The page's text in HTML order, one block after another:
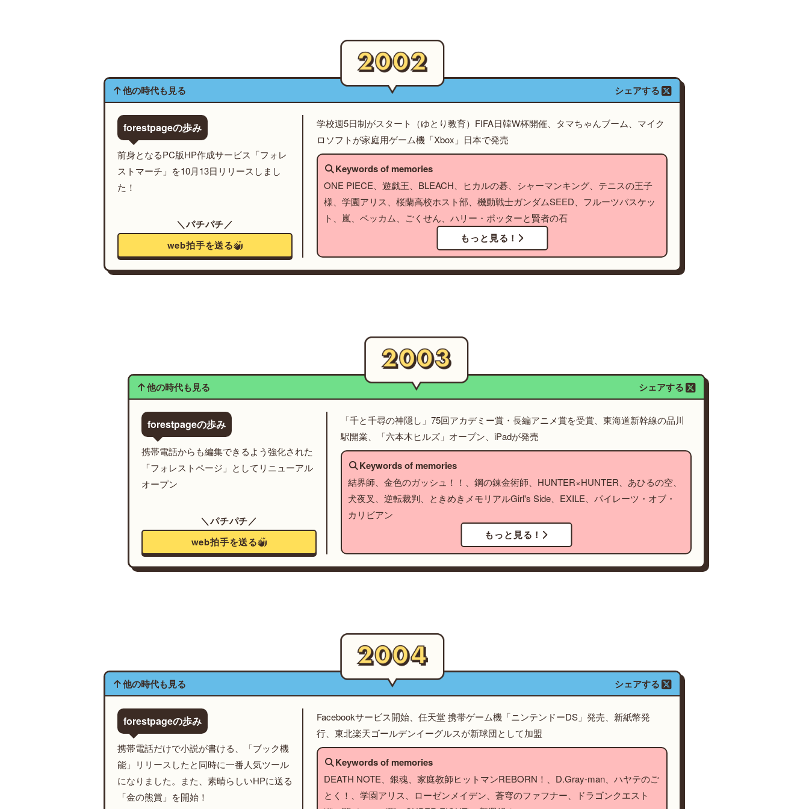
他の時代も見る シェアする
学校週5日制がスタート（ゆとり教育）FIFA日韓W杯開催、タマちゃんブーム、マイク
ロソフトが家庭用ゲーム機「Xbox」日本で発売
Keywords of memories
ONE PIECE、遊戯王、BLEACH、ヒカルの碁、シャーマンキング、テニスの王子
様、学園アリス、桜蘭高校ホスト部、機動戦士ガンダムSEED、フルーツバスケッ
ト、嵐、ベッカム、ごくせん、ハリー・ポッターと賢者の石
もっと見る！
forestpageの歩み
前身となるPC版HP作成サービス「フォレ
ストマーチ」を10月13日リリースしまし
た！
＼パチパチ／
web拍手を送る
他の時代も見る シェアする
「千と千尋の神隠し」75回アカデミー賞・長編アニメ賞を受賞、東海道新幹線の品川
駅開業、「六本木ヒルズ」オープン、iPadが発売
Keywords of memories
結界師、金色のガッシュ！！、鋼の錬金術師、HUNTER×HUNTER、あひるの空、
犬夜叉、逆転裁判、ときめきメモリアルGirl's Side、EXILE、パイレーツ・オブ・
カリビアン
もっと見る！
forestpageの歩み
携帯電話からも編集できるよう強化された
「フォレストページ」としてリニューアル
オープン
＼パチパチ／
web拍手を送る
他の時代も見る シェアする
Facebookサービス開始、任天堂 携帯ゲーム機「ニンテンドーDS」発売、新紙幣発
行、東北楽天ゴールデンイーグルスが新球団として加盟
Keywords of memories
DEATH NOTE、銀魂、家庭教師ヒットマンREBORN！、D.Gray-man、ハヤテのご
とく！、学園アリス、ローゼンメイデン、蒼穹のファフナー、ドラゴンクエスト
forestpageの歩み
携帯電話だけで小説が書ける、「ブック機
能」リリースしたと同時に一番人気ツール
になりました。また、素晴らしいHPに送る
「金の熊賞」を開始！